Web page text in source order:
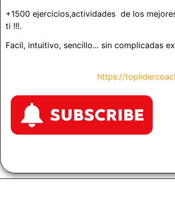
+1500 ejercicios,actividades de los
ti !!!.
Facil, intuitivo, sencillo... sin complicadas
https://